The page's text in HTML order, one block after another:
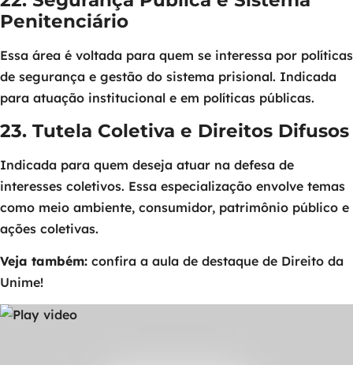
Penitenciário
Essa área é voltada para quem se interessa por políticas
de segurança e gestão do sistema prisional. Indicada
para atuação institucional e em políticas públicas.
23. Tutela Coletiva e Direitos Difusos
Indicada para quem deseja atuar na defesa de
interesses coletivos. Essa especialização envolve temas
como meio ambiente, consumidor, patrimônio público e
ações coletivas.
Veja também: confira a aula de destaque de Direito da
Unime!